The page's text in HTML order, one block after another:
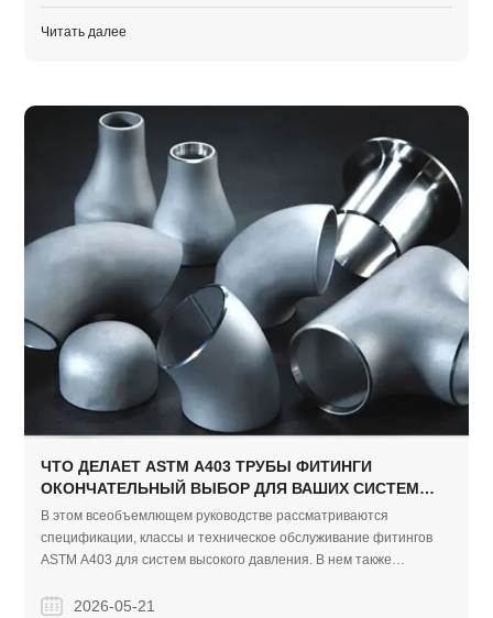
Читать далее
ЧТО ДЕЛАЕТ ASTM A403 ТРУБЫ ФИТИНГИ
ОКОНЧАТЕЛЬНЫЙ ВЫБОР ДЛЯ ВАШИХ СИСТЕМ
ДАВЛЕНИЯ?
В этом всеобъемлющем руководстве рассматриваются
спецификации, классы и техническое обслуживание фитингов
ASTM A403 для систем высокого давления. В нем также
экономичные решения для трубопроводов из нержавеющей
2026-05-21